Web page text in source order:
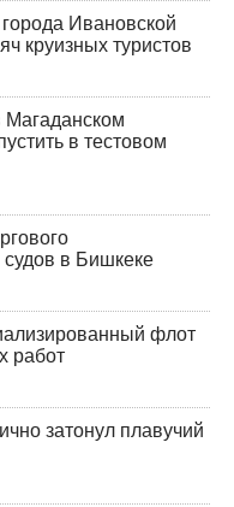
Ивановской
круизных туристов
в тестовом
в Бишкеке
флот
работ
затонул плавучий